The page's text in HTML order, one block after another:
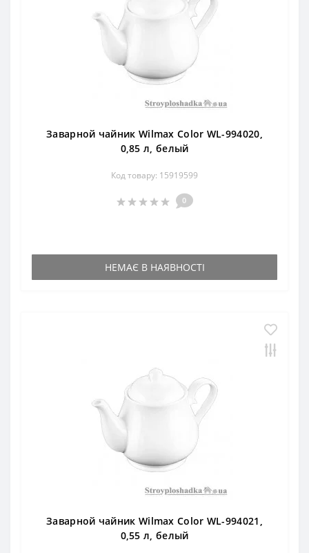
Заварной чайник Wilmax Color WL-994020,
0,85 л, белый
Код товару: 15919599
0
НЕМАЄ В НАЯВНОСТІ
Заварной чайник Wilmax Color WL-994021,
0,55 л, белый